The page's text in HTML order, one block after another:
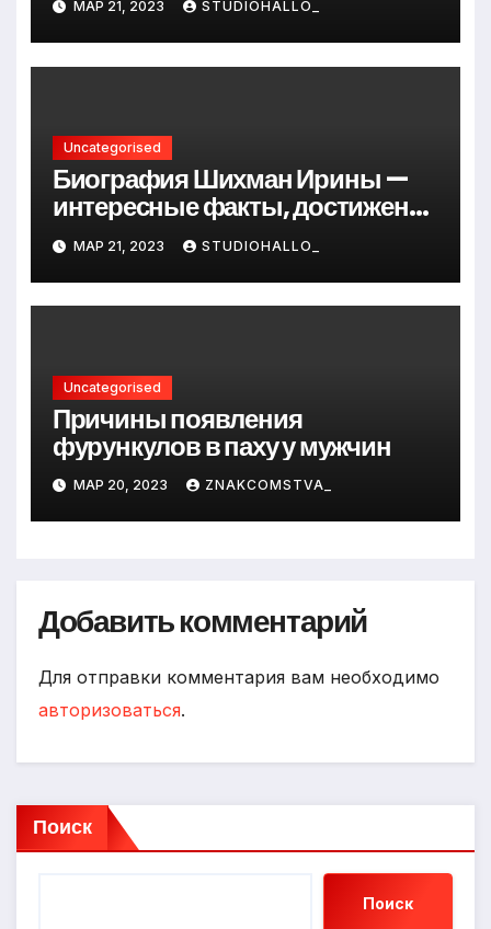
до руководителя
МАР 21, 2023 STUDIOHALLO_
Uncategorised
Биография Шихман Ирины —
интересные факты, достижения
и путь к успеху
МАР 21, 2023 STUDIOHALLO_
Uncategorised
Причины появления
фурункулов в паху у мужчин
МАР 20, 2023 ZNAKCOMSTVA_
Добавить комментарий
Для отправки комментария вам необходимо
авторизоваться.
Поиск
Поиск